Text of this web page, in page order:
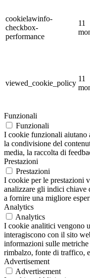
cookielawinfo-
checkbox-
performance
11
viewed_cookie_policy
11
Funzionali
Funzionali
I cookie funzionali aiutano
la condivisione del
media, la raccolta di
Prestazioni
Prestazioni
I cookie per le prestazioni
analizzare gli indici chiave
a fornire una migliore
Analytics
Analytics
I cookie analitici vengono
interagiscono con il sito
informazioni sulle
rimbalzo, fonte di traffico,
Advertisement
Advertisement